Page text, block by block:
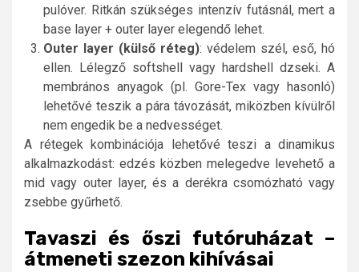
pulóver. Ritkán szükséges intenzív futásnál, mert a
base layer + outer layer elegendő lehet.
Outer layer (külső réteg): védelem szél, eső, hó
ellen. Lélegző softshell vagy hardshell dzseki. A
membrános anyagok (pl. Gore-Tex vagy hasonló)
lehetővé teszik a pára távozását, miközben kívülről
nem engedik be a nedvességet.
A rétegek kombinációja lehetővé teszi a dinamikus
alkalmazkodást: edzés közben melegedve levehető a
mid vagy outer layer, és a derékra csomózható vagy
zsebbe gyűrhető.
Tavaszi és őszi futóruházat –
átmeneti szezon kihívásai